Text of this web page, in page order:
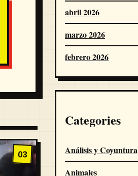
03
abril 2026
marzo 2026
febrero 2026
Categories
Análisis y Coyuntura
Animales